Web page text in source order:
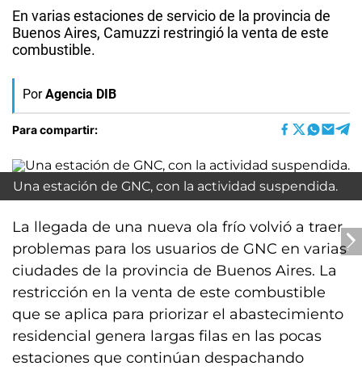
En varias estaciones de servicio de la provincia de
Buenos Aires, Camuzzi restringió la venta de este
combustible.
Por Agencia DIB
Para compartir:
Una estación de GNC, con la actividad suspendida.
La llegada de una nueva ola frío volvió a traer
problemas para los usuarios de GNC en varias
ciudades de la provincia de Buenos Aires. La
restricción en la venta de este combustible
que se aplica para priorizar el abastecimiento
residencial genera largas filas en las pocas
estaciones que continúan despachando